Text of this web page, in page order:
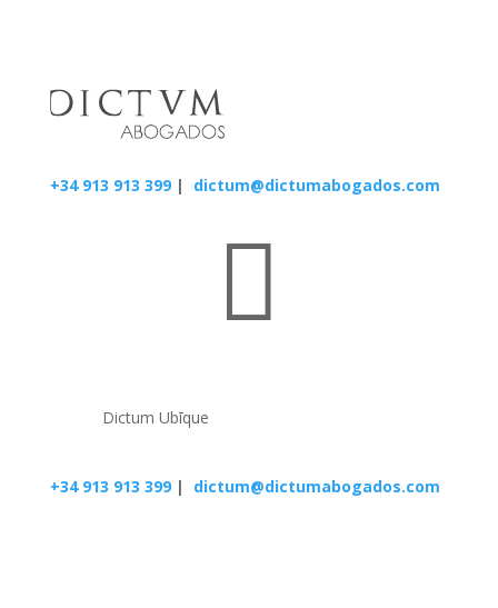
+34 913 913 399| dictum@dictumabogados.com

Dictum Ubīque
+34 913 913 399| dictum@dictumabogados.com